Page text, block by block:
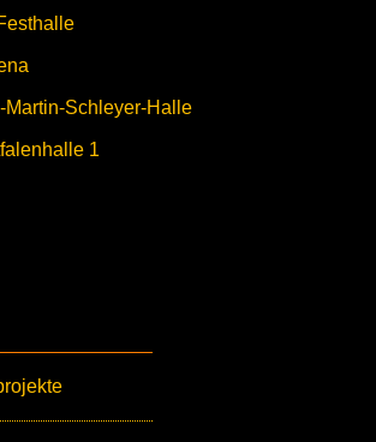
Martin-Schleyer-Halle
1